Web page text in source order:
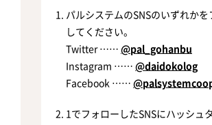
パルシステムのSNSのいずれかを
してください。
Twitter …… @pal_gohanbu
Instagram …… @daidokolog
Facebook ……
1でフォローしたSNSにハッシュ